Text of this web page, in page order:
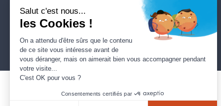
Salut c'est nous...
les Cookies !
On a attendu d'être sûrs que le contenu
de ce site vous intéresse avant de
vous déranger, mais on aimerait bien vous accompagner pendant
votre visite...
C'est OK pour vous ?
Consentements certifiés par